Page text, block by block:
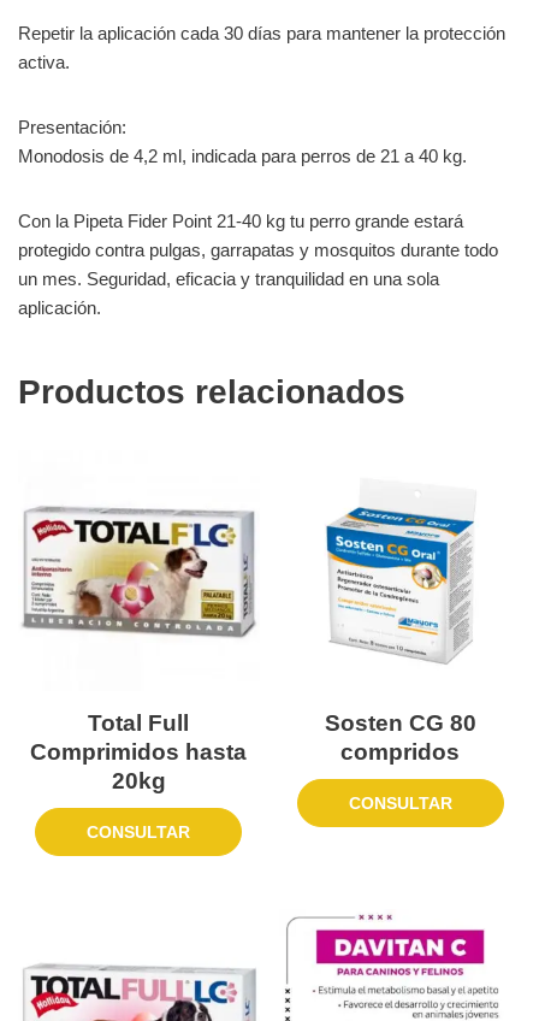
Repetir la aplicación cada 30 días para mantener la protección
activa.
Presentación:
Monodosis de 4,2 ml, indicada para perros de 21 a 40 kg.
Con la Pipeta Fider Point 21-40 kg tu perro grande estará
protegido contra pulgas, garrapatas y mosquitos durante todo
un mes. Seguridad, eficacia y tranquilidad en una sola
aplicación.
Productos relacionados
Total Full
Comprimidos hasta
20kg
CONSULTAR
Sosten CG 80
compridos
CONSULTAR